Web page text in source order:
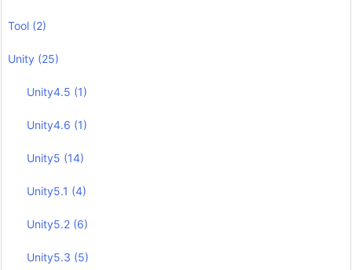
Tool (2)
Unity (25)
Unity4.5 (1)
Unity4.6 (1)
Unity5 (14)
Unity5.1 (4)
Unity5.2 (6)
Unity5.3 (5)